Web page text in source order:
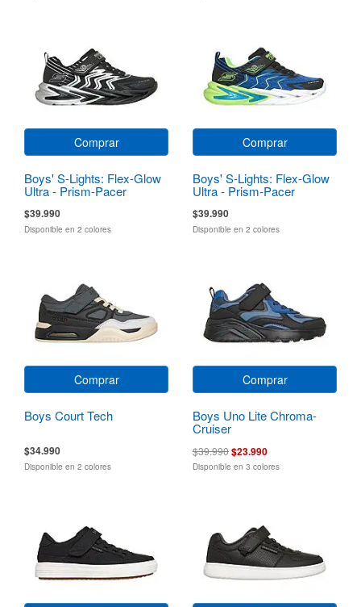
Comprar
Boys' S-Lights: Flex-Glow
Ultra - Prism-Pacer
$39.990
Disponible en 2 colores
Comprar
Boys' S-Lights: Flex-Glow
Ultra - Prism-Pacer
$39.990
Disponible en 2 colores
Comprar
Boys Court Tech
$34.990
Disponible en 2 colores
Comprar
Boys Uno Lite Chroma-
Cruiser
$39.990$23.990
Disponible en 3 colores